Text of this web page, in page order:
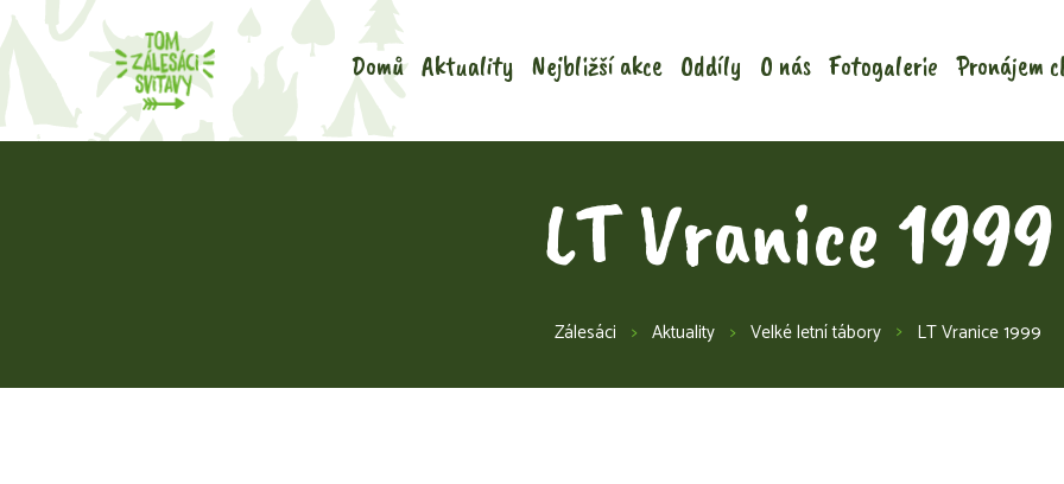
Domů Aktuality Nejbližší akce Oddíly O nás Fotogalerie Pronájem
LT Vranice 1999
Zálesáci Aktuality Velké letní tábory LT Vranice 1999